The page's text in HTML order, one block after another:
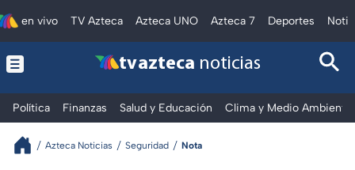
en vivo TV Azteca Azteca UNO Azteca 7 Deportes
tv azteca noticias
Política Finanzas Salud y Educación Clima y Medio Ambiente
Azteca Noticias Seguridad Nota